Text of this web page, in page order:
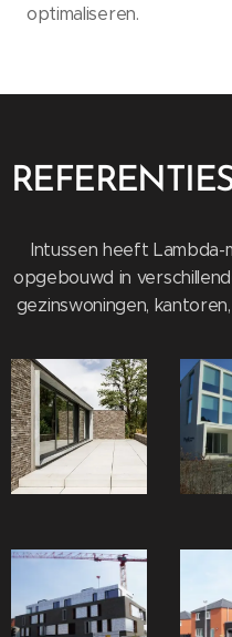
optimaliseren.
Intussen heeft
opgebouwd in
gezinswoningen,